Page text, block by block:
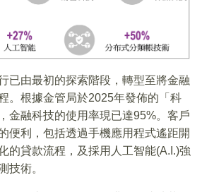
已由最初的探索階段，轉型至將金融
。根據金管局於2025年發佈的「科
金融科技的使用率現已達95%。客戶
便利，包括透過手機應用程式遙距開
的貸款流程，及採用人工智能(A.I.)強
技術。